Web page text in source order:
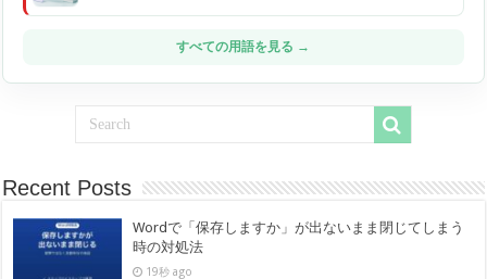
すべての用語を見る →
Recent Posts
Wordで「保存しますか」が出ないまま閉じてしまう
時の対処法
19秒 ago